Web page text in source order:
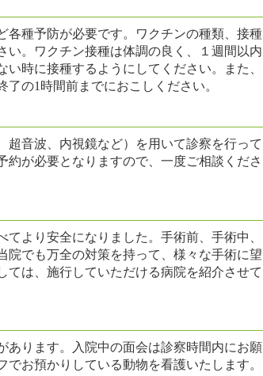
種予防が必要です。ワクチンの種類、接種
い。ワクチン接種は体調の良く、１週間以内
時に接種するようにしてください。また、
の1時間前までにおこしください。
音波、内視鏡など）を用いて診察を行って
約が必要となりますので、一度ご相談くださ
より安全になりました。手術前、手術中、
院でも万全の対策を持って、様々な手術に望
ては、施行していただける病院を紹介させて
ります。入院中の面会は診察時間内にお願
お預かりしている動物を看護いたします。